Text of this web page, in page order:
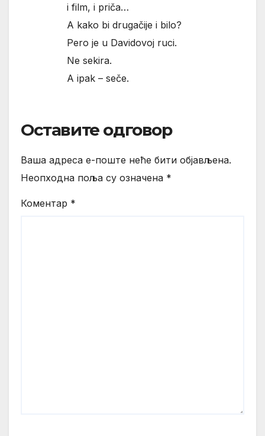
i film, i priča…
A kako bi drugačije i bilo?
Pero je u Davidovoj ruci.
Ne sekira.
A ipak – seče.
Оставите одговор
Ваша адреса е-поште неће бити објављена.
Неопходна поља су означена *
Коментар *